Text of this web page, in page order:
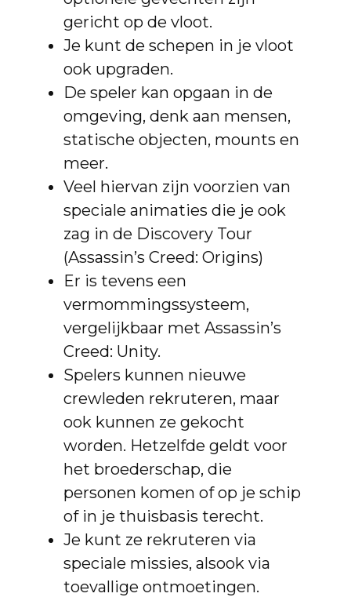
gericht op de vloot.
Je kunt de schepen in je vloot
ook upgraden.
De speler kan opgaan in de
omgeving, denk aan mensen,
statische objecten, mounts en
meer.
Veel hiervan zijn voorzien van
speciale animaties die je ook
zag in de Discovery Tour
(Assassin’s Creed: Origins)
Er is tevens een
vermommingssysteem,
vergelijkbaar met Assassin’s
Creed: Unity.
Spelers kunnen nieuwe
crewleden rekruteren, maar
ook kunnen ze gekocht
worden. Hetzelfde geldt voor
het broederschap, die
personen komen of op je schip
of in je thuisbasis terecht.
Je kunt ze rekruteren via
speciale missies, alsook via
toevallige ontmoetingen.